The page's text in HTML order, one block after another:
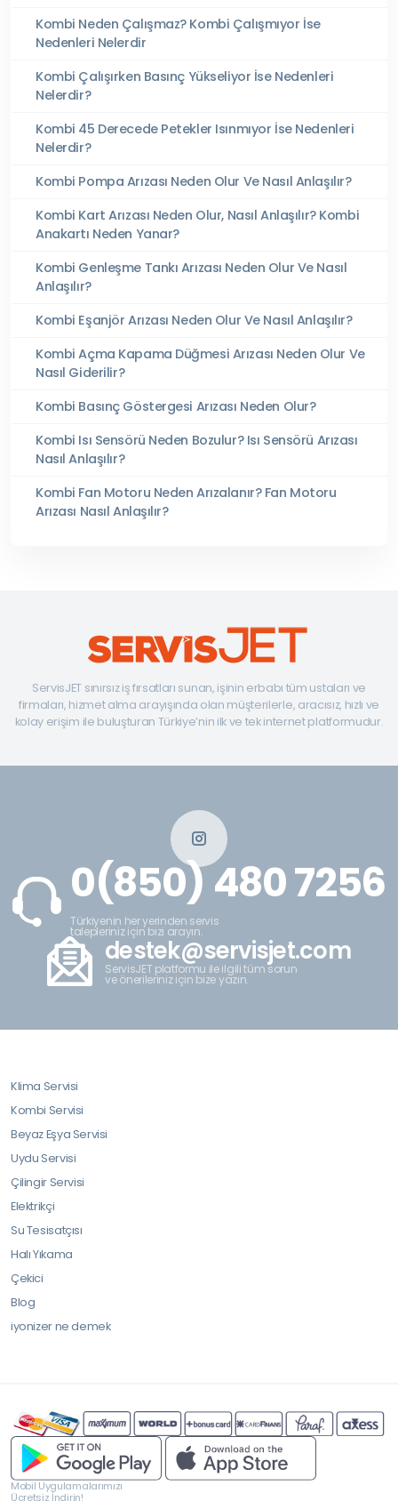
Kombi Neden Çalışmaz? Kombi Çalışmıyor İse
Nedenleri Nelerdir
Kombi Çalışırken Basınç Yükseliyor İse Nedenleri
Nelerdir?
Kombi 45 Derecede Petekler Isınmıyor İse Nedenleri
Nelerdir?
Kombi Pompa Arızası Neden Olur Ve Nasıl Anlaşılır?
Kombi Kart Arızası Neden Olur, Nasıl Anlaşılır? Kombi
Anakartı Neden Yanar?
Kombi Genleşme Tankı Arızası Neden Olur Ve Nasıl
Anlaşılır?
Kombi Eşanjör Arızası Neden Olur Ve Nasıl Anlaşılır?
Kombi Açma Kapama Düğmesi Arızası Neden Olur Ve
Nasıl Giderilir?
Kombi Basınç Göstergesi Arızası Neden Olur?
Kombi Isı Sensörü Neden Bozulur? Isı Sensörü Arızası
Nasıl Anlaşılır?
Kombi Fan Motoru Neden Arızalanır? Fan Motoru
Arızası Nasıl Anlaşılır?
ServisJET sınırsız iş fırsatları sunan, işinin erbabı tüm ustaları ve
firmaları, hizmet alma arayışında olan müşterilerle, aracısız, hızlı ve
kolay erişim ile buluşturan Türkiye’nin ilk ve tek internet platformudur.
0(850) 480 7256
Türkiyenin her yerinden servis
talepleriniz için bizi arayın.
destek@servisjet.com
ServisJET platformu ile ilgili tüm sorun
ve önerileriniz için bize yazın.
Klima Servisi
Kombi Servisi
Beyaz Eşya Servisi
Uydu Servisi
Çilingir Servisi
Elektrikçi
Su Tesisatçısı
Halı Yıkama
Çekici
Blog
iyonizer ne demek
Mobil Uygulamalarımızı
Ücretsiz İndirin!